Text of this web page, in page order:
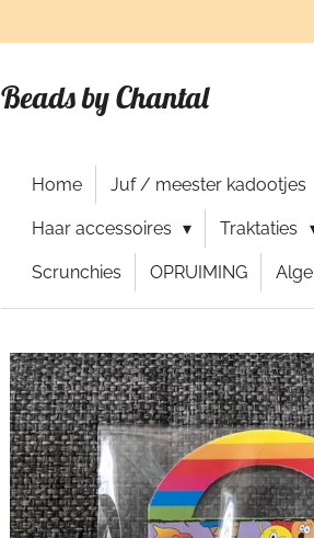
Beads by Chantal
Home Juf / meester kadootjes
Haar accessoires Traktaties
Scrunchies OPRUIMING